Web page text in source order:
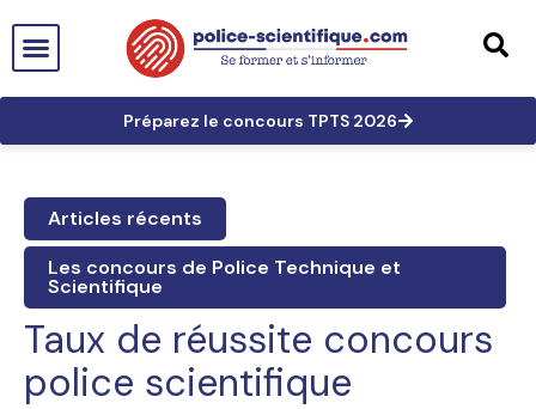
Préparez le concours TPTS 2026
Articles récents
Les concours de Police Technique et
Scientifique
Taux de réussite concours
police scientifique